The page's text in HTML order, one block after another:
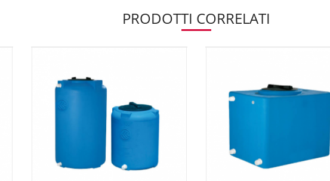
PRODOTTI CORRELATI